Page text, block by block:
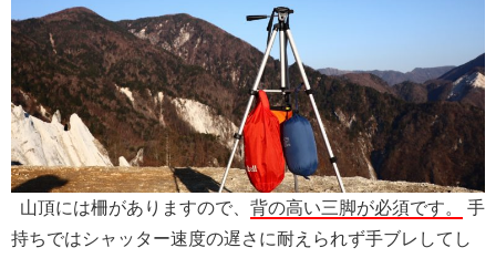
山頂には柵がありますので、 背の高い三脚が必須です。
手
持ちではシャッター速度の遅さに耐えられず手ブレしてし